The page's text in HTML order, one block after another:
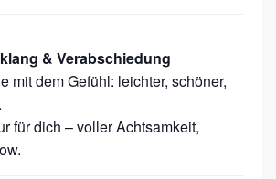
& Verabschiedung
mit dem Gefühl: leichter, schöner,
für dich – voller Achtsamkeit,